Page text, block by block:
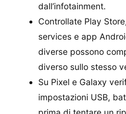
dall’infotainment.
Controllate Play
services e app
diverse possono
diverso sullo stesso
Su Pixel e Galaxy
impostazioni USB,